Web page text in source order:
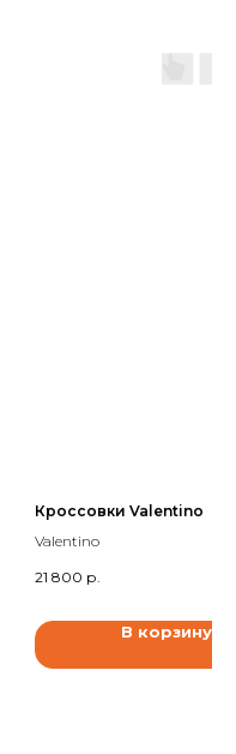
Кроссовки Valentino
Valentino
21 800 р.
В корзину